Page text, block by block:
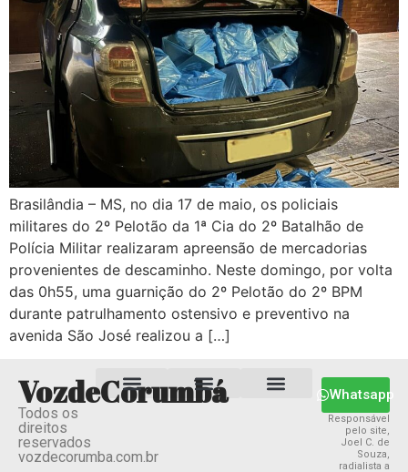
Brasilândia – MS, no dia 17 de maio, os policiais
militares do 2º Pelotão da 1ª Cia do 2º Batalhão de
Polícia Militar realizaram apreensão de mercadorias
provenientes de descaminho. Neste domingo, por volta
das 0h55, uma guarnição do 2º Pelotão do 2º BPM
durante patrulhamento ostensivo e preventivo na
avenida São José realizou a […]
VozdeCorumbá
Todos os
direitos
reservados
vozdecorumba.com.br
Whatsapp
Responsável
pelo site,
Joel C. de
Souza,
radialista a